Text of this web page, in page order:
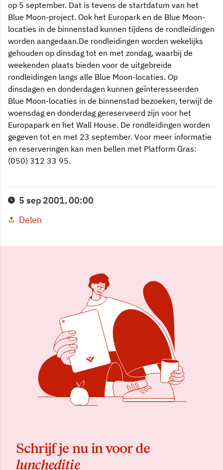
op 5 september. Dat is tevens de startdatum van het
Blue Moon-project. Ook het Europark en de Blue Moon-
locaties in de binnenstad kunnen tijdens de rondleidingen
worden aangedaan.De rondleidingen worden wekelijks
gehouden op dinsdag tot en met zondag, waarbij de
weekenden plaats bieden voor de uitgebreide
rondleidingen langs alle Blue Moon-locaties. Op
dinsdagen en donderdagen kunnen geïnteresseerden
Blue Moon-locaties in de binnenstad bezoeken, terwijl de
woensdag en donderdag gereserveerd zijn voor het
Europapark en het Wall House. De rondleidingen worden
gegeven tot en met 23 september. Voor meer informatie
en reserveringen kan men bellen met Platform Gras:
(050) 312 33 95.
5 sep 2001, 00:00
Delen
Schrijf je nu in voor de
luncheditie